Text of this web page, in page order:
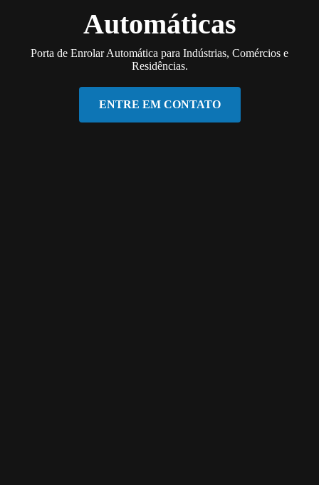
Automáticas
Porta de Enrolar Automática para Indústrias, Comércios e
Residências.
ENTRE EM CONTATO